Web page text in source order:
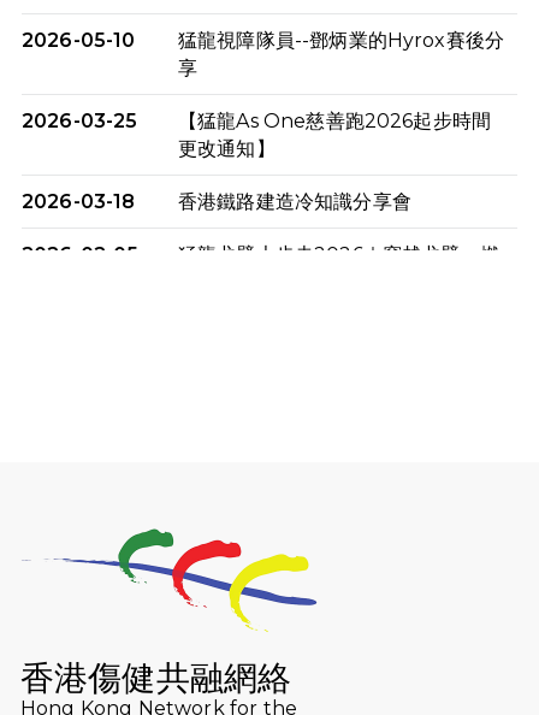
2026-05-10
猛龍視障隊員--鄧炳業的Hyrox賽後分
享
2026-03-25
【猛龍As One慈善跑2026起步時間
更改通知】
2026-03-18 香港鐵路建造冷知識分享會
2026-02-05
猛龍戈壁大步走2026｜穿越戈壁．燃
2025-09-08 渣打香港馬拉松2026 慈善計劃
Lockton Fearless Dragon Trail
Run 2025
2025-08-07 諾德 x 猛龍慈善共融音樂夜2025
香港傷健共融網絡
Hong Kong Network for the